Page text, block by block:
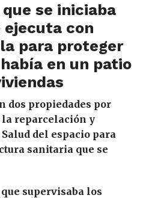
se iniciaba
ejecuta con
para proteger
en un patio
dos propiedades por
reparcelación y
del espacio para
sanitaria que se
supervisaba los